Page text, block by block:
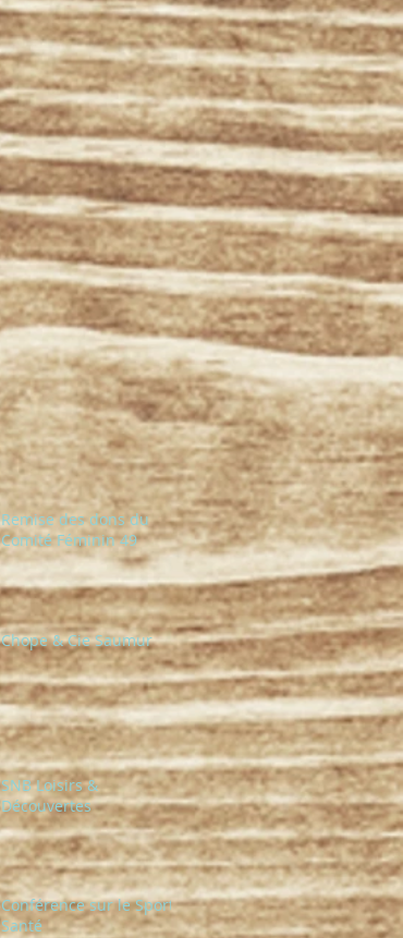
Remise des dons du
Comité Féminin 49
Chope & Cie Saumur
SNB Loisirs &
Découvertes
Conférence sur le Sport-
Santé